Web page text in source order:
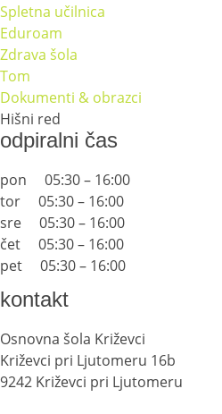
Spletna učilnica
Eduroam
Zdrava šola
Tom
Dokumenti & obrazci
Hišni red
odpiralni čas
pon 05:30 – 16:00
tor 05:30 – 16:00
sre 05:30 – 16:00
čet 05:30 – 16:00
pet 05:30 – 16:00
kontakt
Osnovna šola Križevci
Križevci pri Ljutomeru 16b
9242 Križevci pri Ljutomeru